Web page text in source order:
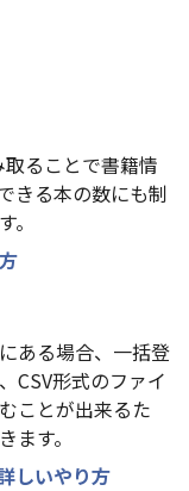
ることで書籍情
きる本の数にも制
ある場合、一括登
CSV形式のファイ
ことが出来るた
す。
しいやり方